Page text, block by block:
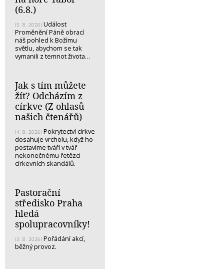
(6.8.)
(5. 8. 2026) Událost
Proměnění Páně obrací
náš pohled k Božímu
světlu, abychom se tak
vymanili z temnot života…
Jak s tím můžete
žít? Odcházím z
církve (Z ohlasů
našich čtenářů)
(4. 8. 2026) Pokrytectví církve
dosahuje vrcholu, když ho
postavíme tváří v tvář
nekonečnému řetězci
církevních skandálů.
Pastorační
středisko Praha
hledá
spolupracovníky!
(3. 8. 2026) Pořádání akcí,
běžný provoz.